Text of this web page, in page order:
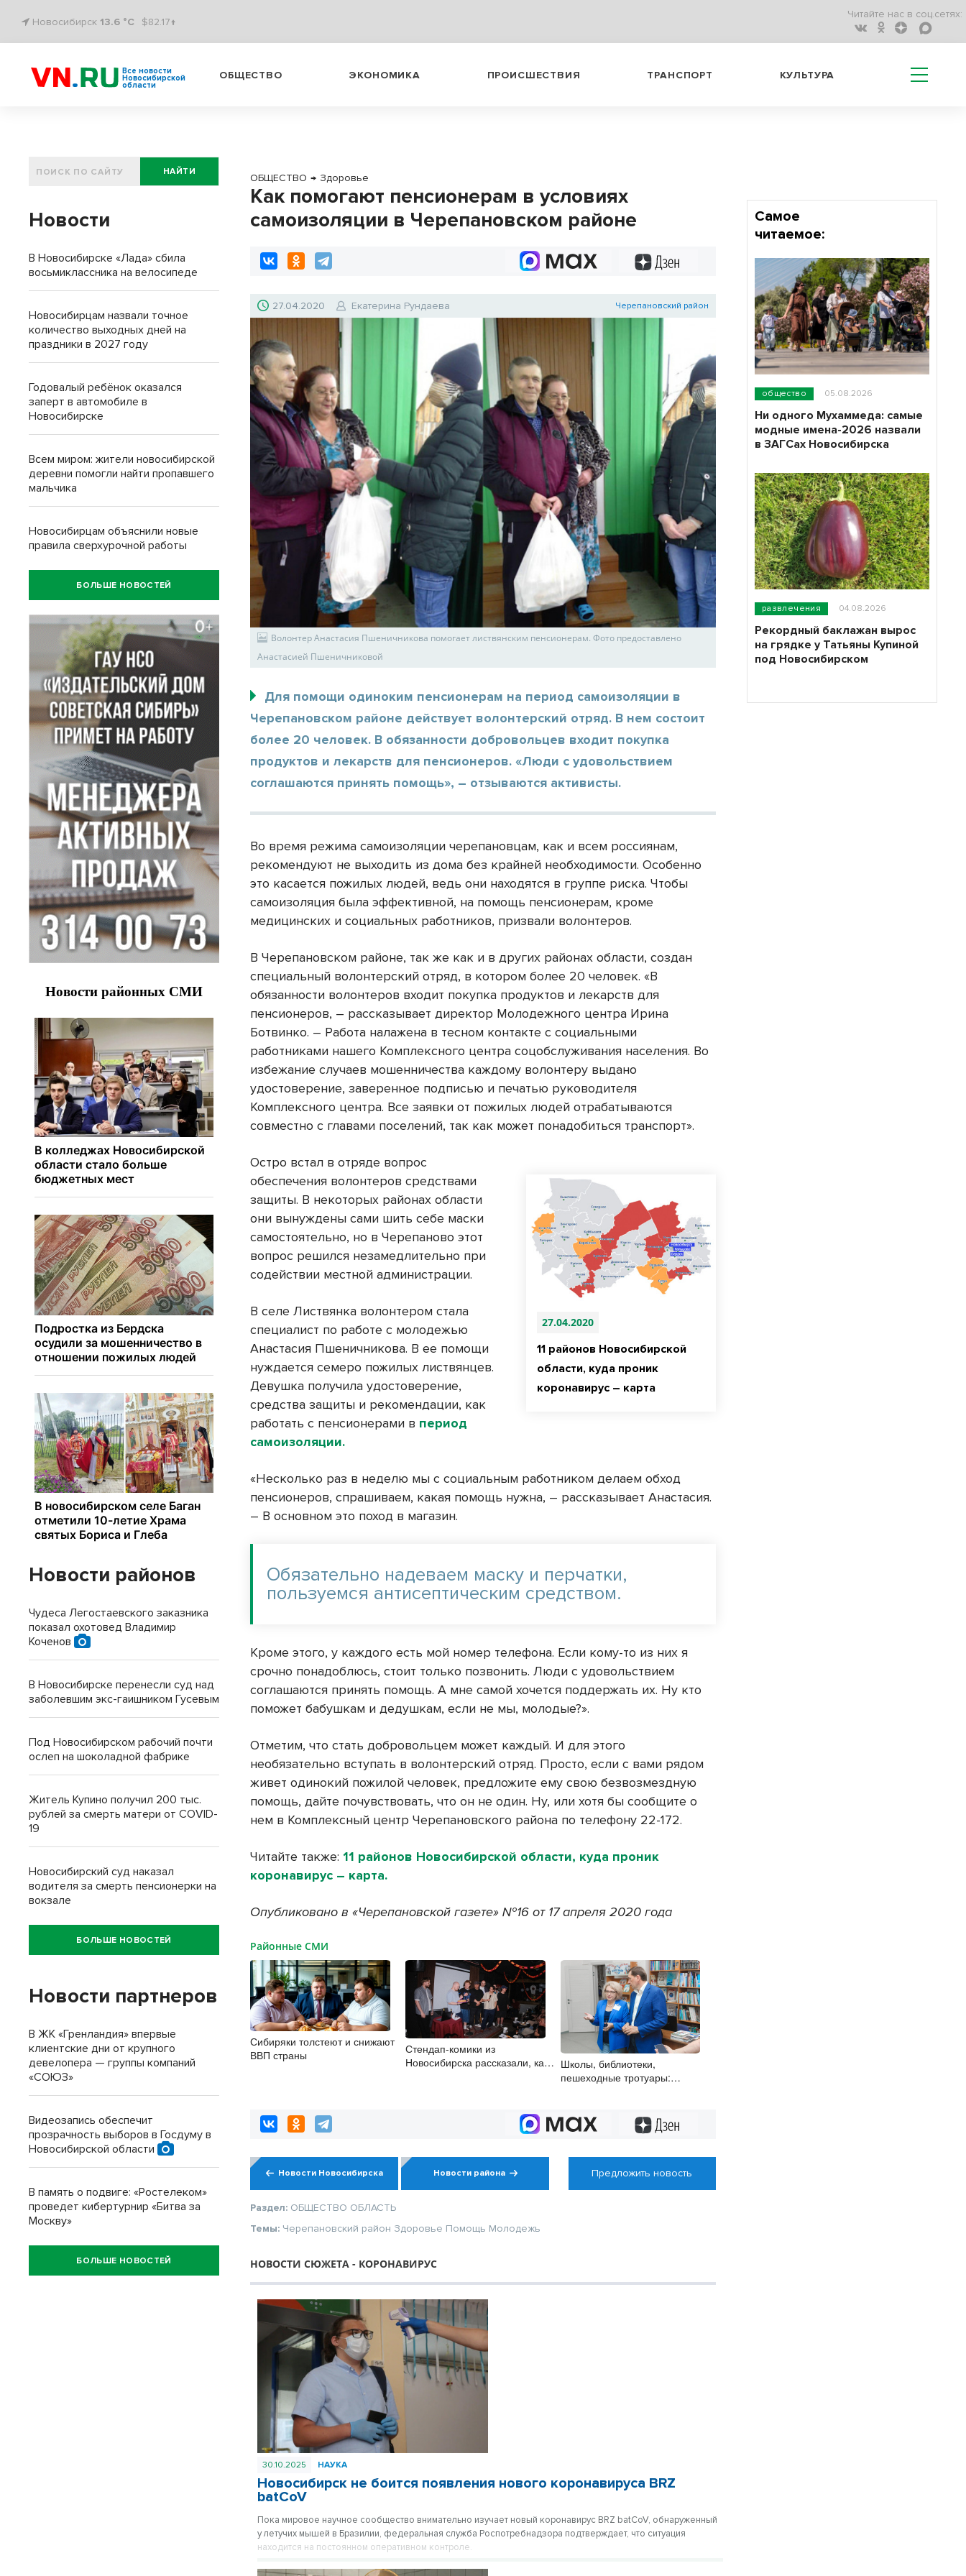
Новосибирск 13.6 °C $82.17↑
Читайте нас в соц.сетях:
Все новости
Новосибирской
области
ОБЩЕСТВО ЭКОНОМИКА ПРОИСШЕСТВИЯ ТРАНСПОРТ КУЛЬТУРА
ОБЩЕСТВО → Здоровье
Как помогают пенсионерам в условиях
самоизоляции в Черепановском районе
27.04.2020 Екатерина Рундаева Черепановский район
Волонтер Анастасия Пшеничникова помогает листвянским пенсионерам. Фото предоставлено
Анастасией Пшеничниковой
Для помощи одиноким пенсионерам на период самоизоляции в
Черепановском районе действует волонтерский отряд. В нем состоит
более 20 человек. В обязанности добровольцев входит покупка
продуктов и лекарств для пенсионеров. «Люди с удовольствием
соглашаются принять помощь», – отзываются активисты.
Во время режима самоизоляции черепановцам, как и всем россиянам,
рекомендуют не выходить из дома без крайней необходимости. Особенно
это касается пожилых людей, ведь они находятся в группе риска. Чтобы
самоизоляция была эффективной, на помощь пенсионерам, кроме
медицинских и социальных работников, призвали волонтеров.
В Черепановском районе, так же как и в других районах области, создан
специальный волонтерский отряд, в котором более 20 человек. «В
обязанности волонтеров входит покупка продуктов и лекарств для
пенсионеров, – рассказывает директор Молодежного центра Ирина
Ботвинко. – Работа налажена в тесном контакте с социальными
работниками нашего Комплексного центра соцобслуживания населения. Во
избежание случаев мошенничества каждому волонтеру выдано
удостоверение, заверенное подписью и печатью руководителя
Комплексного центра. Все заявки от пожилых людей отрабатываются
совместно с главами поселений, так как может понадобиться транспорт».
27.04.2020
11 районов Новосибирской
области, куда проник
коронавирус – карта
Остро встал в отряде вопрос
обеспечения волонтеров средствами
защиты. В некоторых районах области
они вынуждены сами шить себе маски
самостоятельно, но в Черепаново этот
вопрос решился незамедлительно при
содействии местной администрации.
В селе Листвянка волонтером стала
специалист по работе с молодежью
Анастасия Пшеничникова. В ее помощи
нуждается семеро пожилых листвянцев.
Девушка получила удостоверение,
средства защиты и рекомендации, как
работать с пенсионерами в период
самоизоляции.
«Несколько раз в неделю мы с социальным работником делаем обход
пенсионеров, спрашиваем, какая помощь нужна, – рассказывает Анастасия.
– В основном это поход в магазин.
Обязательно надеваем маску и перчатки,
пользуемся антисептическим средством.
Кроме этого, у каждого есть мой номер телефона. Если кому-то из них я
срочно понадоблюсь, стоит только позвонить. Люди с удовольствием
соглашаются принять помощь. А мне самой хочется поддержать их. Ну кто
поможет бабушкам и дедушкам, если не мы, молодые?».
Отметим, что стать добровольцем может каждый. И для этого
необязательно вступать в волонтерский отряд. Просто, если с вами рядом
живет одинокий пожилой человек, предложите ему свою безвозмездную
помощь, дайте почувствовать, что он не один. Ну, или хотя бы сообщите о
нем в Комплексный центр Черепановского района по телефону 22-172.
Читайте также:11 районов Новосибирской области, куда проник
коронавирус – карта.
Опубликовано в «Черепановской газете» №16 от 17 апреля 2020 года
Районные СМИ
Сибиряки толстеют и снижают
ВВП страны
Стендап-комики из
Новосибирска рассказали, как
Школы, библиотеки,
пешеходные тротуары:
на социальных объектах
Новости Новосибирска Новости района Предложить новость
Раздел: ОБЩЕСТВО ОБЛАСТЬ
Темы: Черепановский район Здоровье Помощь Молодежь
НОВОСТИ СЮЖЕТА - КОРОНАВИРУС
30.10.2025 НАУКА
Новосибирск не боится появления нового коронавируса BRZ
batCoV
Пока мировое научное сообщество внимательно изучает новый коронавирус BRZ batCoV, обнаруженный
у летучих мышей в Бразилии, федеральная служба Роспотребнадзора подтверждает, что ситуация
находится на постоянном оперативном контроле.
НАЙТИ
Новости
В Новосибирске «Лада» сбила
восьмиклассника на велосипеде
Новосибирцам назвали точное
количество выходных дней на
праздники в 2027 году
Годовалый ребёнок оказался
заперт в автомобиле в
Новосибирске
Всем миром: жители новосибирской
деревни помогли найти пропавшего
мальчика
Новосибирцам объяснили новые
правила сверхурочной работы
БОЛЬШЕ НОВОСТЕЙ
Новости районов
Чудеса Легостаевского заказника
показал охотовед Владимир
Коченов
В Новосибирске перенесли суд над
заболевшим экс-гаишником Гусевым
Под Новосибирском рабочий почти
ослеп на шоколадной фабрике
Житель Купино получил 200 тыс.
рублей за смерть матери от COVID-
19
Новосибирский суд наказал
водителя за смерть пенсионерки на
вокзале
БОЛЬШЕ НОВОСТЕЙ
Новости партнеров
В ЖК «Гренландия» впервые
клиентские дни от крупного
девелопера — группы компаний
«СОЮЗ»
Видеозапись обеспечит
прозрачность выборов в Госдуму в
Новосибирской области
В память о подвиге: «Ростелеком»
проведет кибертурнир «Битва за
Москву»
БОЛЬШЕ НОВОСТЕЙ
Самое
читаемое:
общество 05.08.2026
Ни одного Мухаммеда: самые
модные имена-2026 назвали
в ЗАГСах Новосибирска
развлечения 04.08.2026
Рекордный баклажан вырос
на грядке у Татьяны Купиной
под Новосибирском